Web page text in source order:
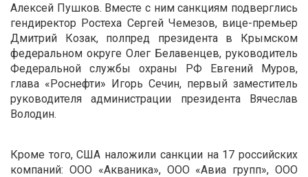
Алексей Пушков. Вместе с ним санкциям подверглись
гендиректор Ростеха Сергей Чемезов, вице-премьер
Дмитрий Козак, полпред президента в Крымском
федеральном округе Олег Белавенцев, руководитель
Федеральной службы охраны РФ Евгений Муров,
глава «Роснефти» Игорь Сечин, первый заместитель
руководителя администрации президента Вячеслав
Володин.
Кроме того, США наложили санкции на 17 российских
компаний: ООО «Акваника», ООО «Авиа групп», ООО